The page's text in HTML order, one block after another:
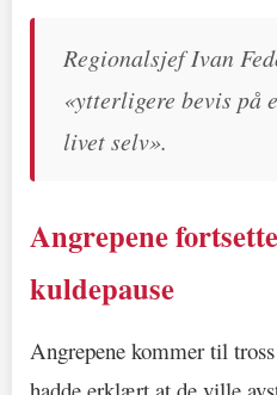
Regionalsjef Ivan
«ytterligere bevis på
livet selv».
Angrepene
kuldepause
Angrepene kommer til